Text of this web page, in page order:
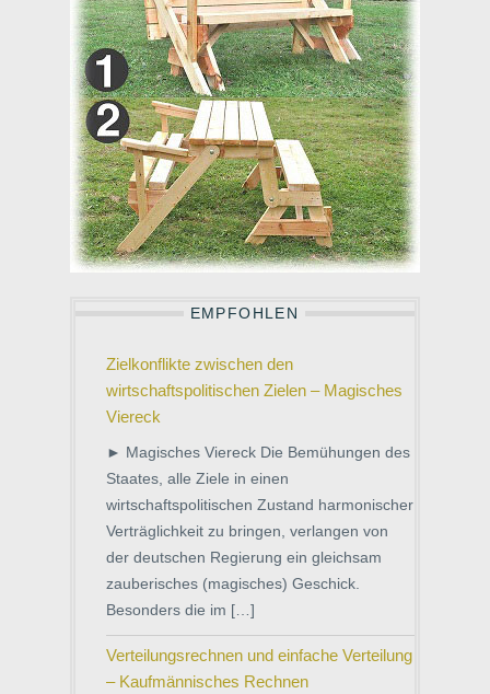
EMPFOHLEN
Zielkonflikte zwischen den
wirtschaftspolitischen Zielen – Magisches
Viereck
► Magisches Viereck Die Bemühungen des
Staates, alle Ziele in einen
wirtschaftspolitischen Zustand harmonischer
Verträglichkeit zu bringen, verlangen von
der deutschen Regierung ein gleichsam
zauberisches (magisches) Geschick.
Besonders die im […]
Verteilungsrechnen und einfache Verteilung
– Kaufmännisches Rechnen